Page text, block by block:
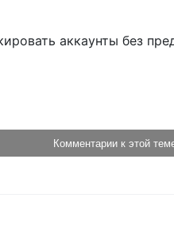
аккаунты без
Комментарии к этой